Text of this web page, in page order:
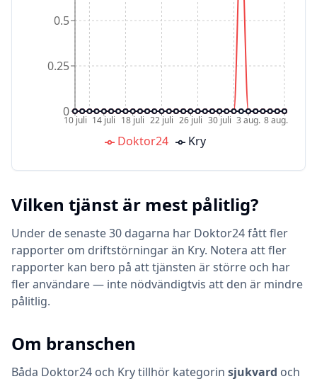
10 juli 14 juli 18 juli 22 juli 26 juli 30 juli 3 aug. 8 aug.
0
0.25
0.5
Doktor24 Kry
Vilken tjänst är mest pålitlig?
Under de senaste 30 dagarna har Doktor24 fått fler
rapporter om driftstörningar än Kry. Notera att fler
rapporter kan bero på att tjänsten är större och har
fler användare — inte nödvändigtvis att den är mindre
pålitlig.
Om branschen
Båda Doktor24 och Krytillhör kategorin sjukvard och